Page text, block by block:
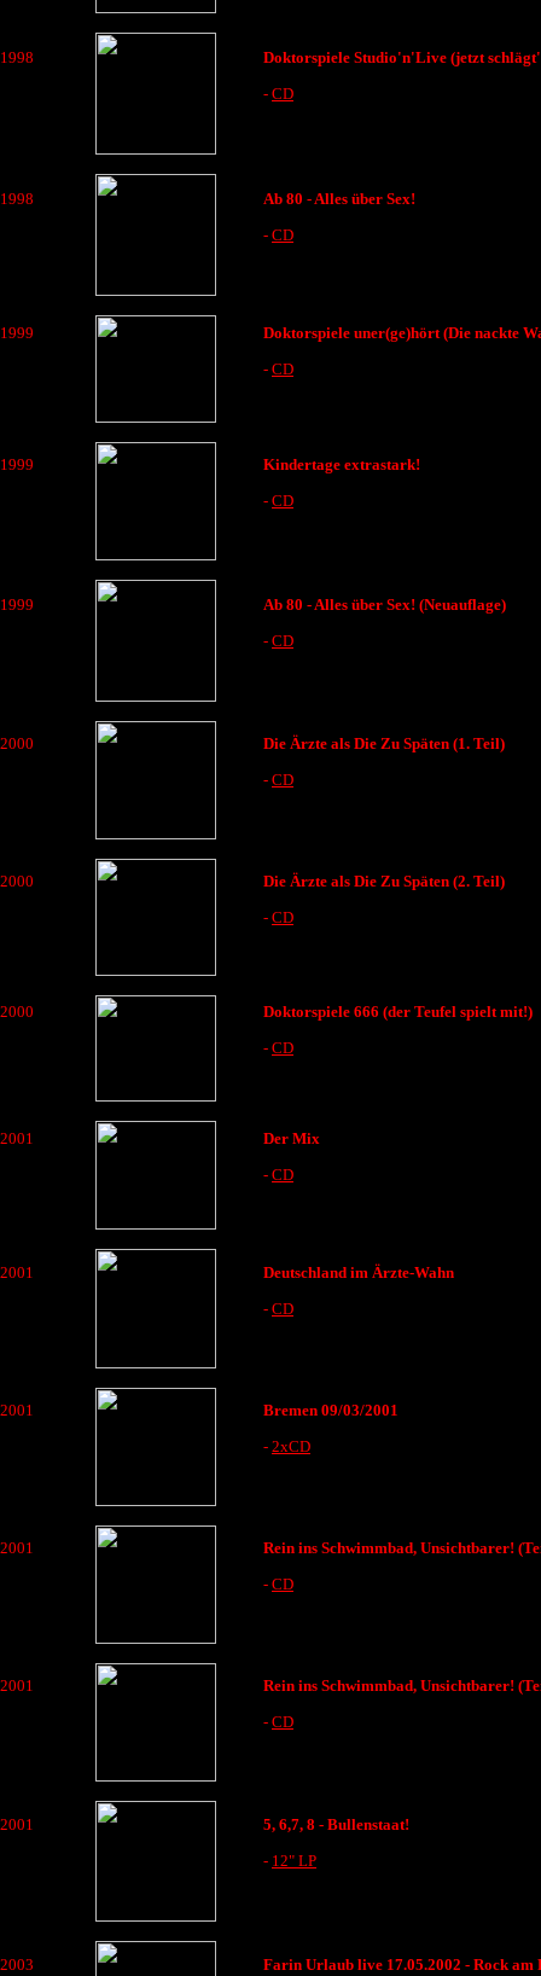
1998
Doktorspiele Studio'n'Live (jetzt
- CD
1998
Ab 80 - Alles über Sex!
- CD
1999
Doktorspiele uner(ge)hört (Die nackte
- CD
1999
Kindertage extrastark!
- CD
1999
Ab 80 - Alles über Sex! (Neuauflage)
- CD
2000
Die Ärzte als Die Zu Späten (1. Teil)
- CD
2000
Die Ärzte als Die Zu Späten (2. Teil)
- CD
2000
Doktorspiele 666 (der Teufel spielt mit!)
- CD
2001
Der Mix
- CD
2001
Deutschland im Ärzte-Wahn
- CD
2001
Bremen 09/03/2001
- 2xCD
2001
Rein ins Schwimmbad, Unsichtbarer!
- CD
2001
Rein ins Schwimmbad, Unsichtbarer!
- CD
2001
5, 6,7, 8 - Bullenstaat!
- 12" LP
2003
Farin Urlaub live 17.05.2002 - Rock am